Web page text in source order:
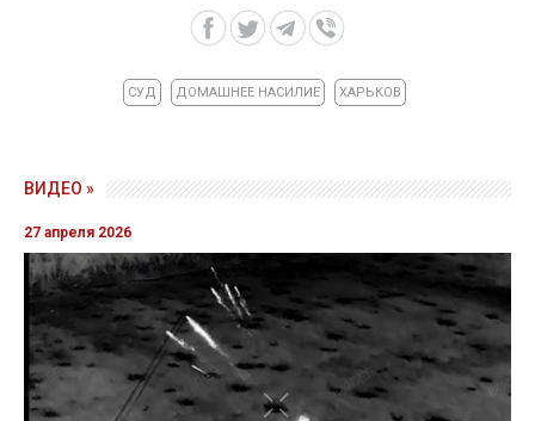
СУД ДОМАШНЕЕ НАСИЛИЕ ХАРЬКОВ
ВИДЕО »
27 апреля 2026